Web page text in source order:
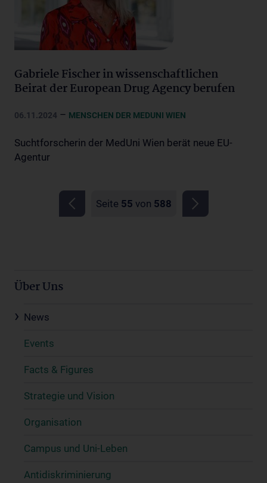
Gabriele Fischer in wissenschaftlichen
Beirat der European Drug Agency berufen
06.11.2024 – MENSCHEN DER MEDUNI WIEN
Suchtforscherin der MedUni Wien berät neue EU-
Agentur
Seite 55 von 588
Über Uns
News
Events
Facts & Figures
Strategie und Vision
Organisation
Campus und Uni-Leben
Antidiskriminierung